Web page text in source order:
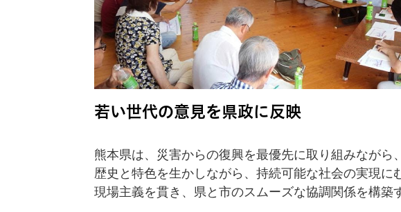
若い世代の意見を県政に反映
熊本県は、災害からの復興を最優先に取り組みなが
歴史と特色を生かしながら、持続可能な社会の実現に
現場主義を貫き、県と市のスムーズな協調関係を構築